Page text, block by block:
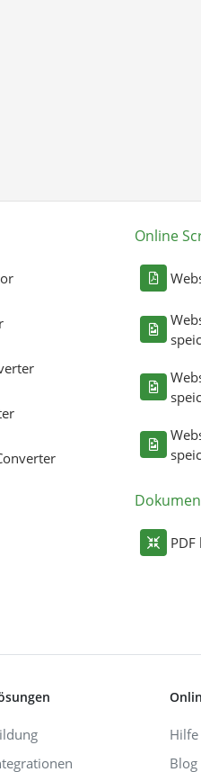
Online
Hilfe
Blog